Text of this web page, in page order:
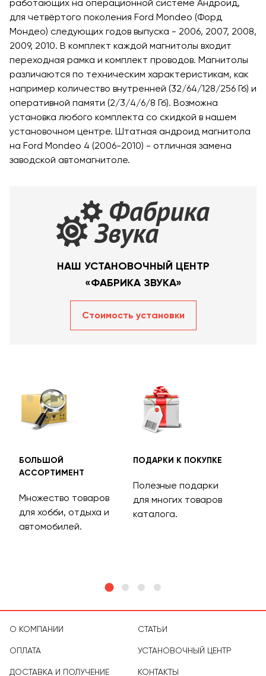
работающих на операционной системе Андроид,
для четвёртого поколения Ford Mondeo (Форд
Мондео) следующих годов выпуска - 2006, 2007, 2008,
2009, 2010. В комплект каждой магнитолы входит
переходная рамка и комплект проводов. Магнитолы
различаются по техническим характеристикам, как
например количество внутренней (32/64/128/256 Гб) и
оперативной памяти (2/3/4/6/8 Гб). Возможна
установка любого комплекта со скидкой в нашем
установочном центре. Штатная андроид магнитола
на Ford Mondeo 4 (2006-2010) - отличная замена
заводской автомагнитоле.
НАШ УСТАНОВОЧНЫЙ ЦЕНТР
«ФАБРИКА ЗВУКА»
Стоимость уcтановки
БОЛЬШОЙ
АССОРТИМЕНТ
Множество товаров
для хобби, отдыха и
автомобилей.
ПОДАРКИ К ПОКУПКЕ
Полезные подарки
для многих товаров
каталога.
О КОМПАНИИ
ОПЛАТА
ДОСТАВКА И ПОЛУЧЕНИЕ
СТАТЬИ
УСТАНОВОЧНЫЙ ЦЕНТР
КОНТАКТЫ